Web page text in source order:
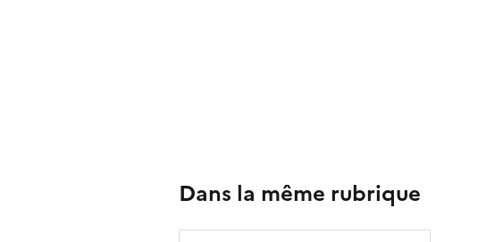
Dans la même rubrique